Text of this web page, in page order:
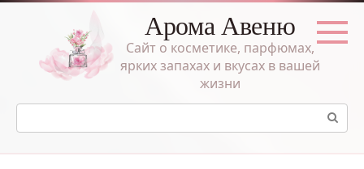
Перейти
Арома Авеню
Сайт о косметике, парфюмах,
ярких запахах и вкусах в вашей
жизни
Поиск: